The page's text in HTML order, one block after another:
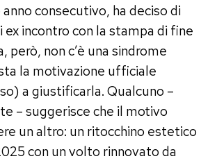
consecutivo, ha deciso di
ex incontro con la stampa di fine
però, non c’è una sindrome
la motivazione ufficiale
a giustificarla. Qualcuno –
– suggerisce che il motivo
un altro: un ritocchino estetico
con un volto rinnovato da